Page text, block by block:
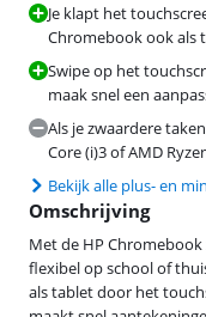
Je klapt het
Chromebook ook als
Swipe op het
maak snel een
Als je zwaardere
Core (i)3 of AMD
Bekijk alle plus- en
Omschrijving
Met de HP Chromebook
flexibel op school of
als tablet door het